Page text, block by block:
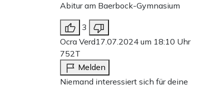
Abitur am Baerbock-Gymnasium
3
Ocra Verd17.07.2024 um 18:10 Uhr
752T
Melden
Niemand interessiert sich für deine